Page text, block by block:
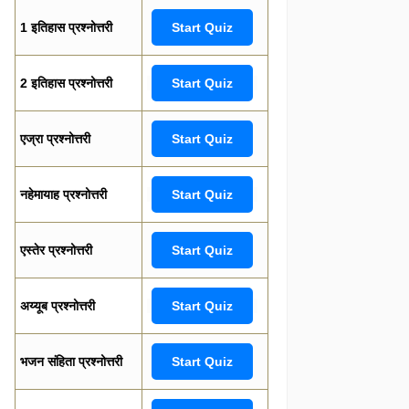
1 इतिहास प्रश्नोत्तरी Start Quiz
2 इतिहास प्रश्नोत्तरी Start Quiz
एज्रा प्रश्नोत्तरी Start Quiz
नहेमायाह प्रश्नोत्तरी Start Quiz
एस्तेर प्रश्नोत्तरी Start Quiz
अय्यूब प्रश्नोत्तरी Start Quiz
भजन संहिता प्रश्नोत्तरी Start Quiz